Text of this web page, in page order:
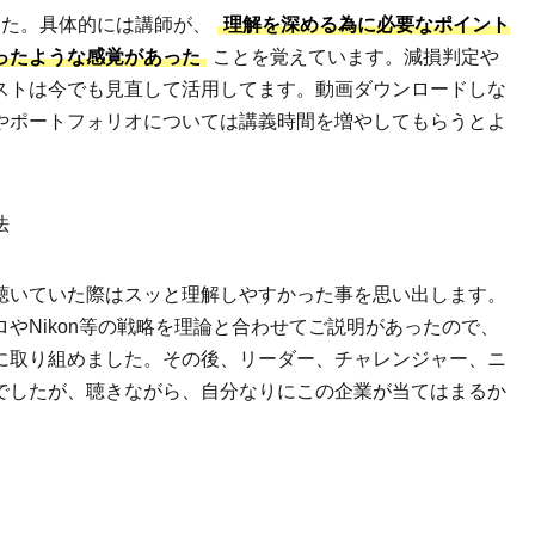
。具体的には講師が、
理解を深める為に必要なポイント
たような感覚があった
ことを覚えています。減損判定や
は今でも見直して活用してます。動画ダウンロードしな
ートフォリオについては講義時間を増やしてもらうとよ
ていた際はスッと理解しやすかった事を思い出します。
Nikon等の戦略を理論と合わせてご説明があったので、
り組めました。その後、リーダー、チャレンジャー、ニ
たが、聴きながら、自分なりにこの企業が当てはまるか